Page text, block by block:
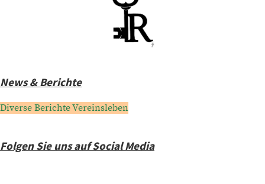
News & Berichte
Diverse Berichte Vereinsleben
Folgen Sie uns auf Social Media